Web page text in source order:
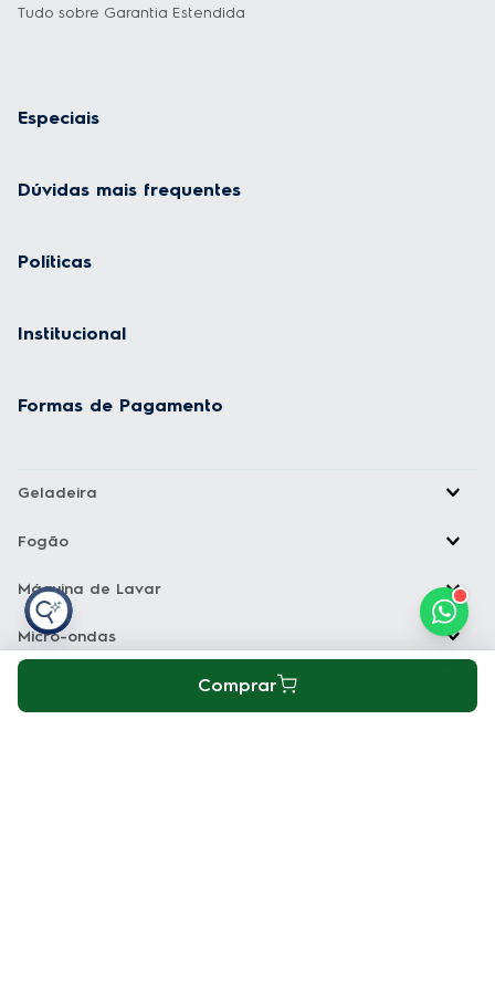
Comprar
Tudo sobre Garantia Estendida
Especiais
Dúvidas mais frequentes
Políticas
Institucional
Formas de Pagamento
Geladeira
Fogão
Máquina de Lavar
Micro-ondas